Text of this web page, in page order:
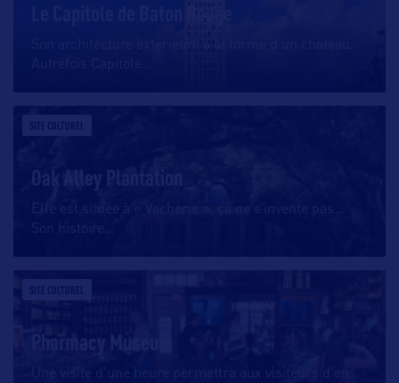
SITE CULTUREL
Oak Alley Plantation
Elle est située à « Vacherie », ça ne s’invente pas…
Son histoire
SITE CULTUREL
Pharmacy Museum
Une visite d’une heure permettra aux visiteurs d’en